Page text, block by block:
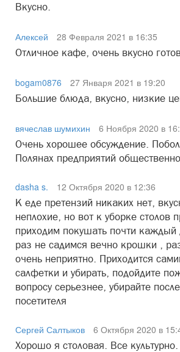
Вкусно.
Алексей
28 Февраля 2021 в 16:35
Отличное кафе, очень вкусно
bogam0876
27 Января 2021 в 19:20
Большие блюда, вкусно, низкие
вячеслав шумихин
6 Ноября 2020 в
Очень хорошее обсуждение.
Полянах предприятий
dasha s.
12 Октября 2020 в 12:36
К еде претензий никаких нет,
неплохие, но вот к уборке столов
приходим покушать почти каждый
раз не садимся вечно крошки ,
очень неприятно. Приходится
салфетки и убирать, подойдите
вопросу серьезнее, убирайте
посетителя
Сергей Салтыков
6 Октября 2020 в
Хорошо я столовая. Все